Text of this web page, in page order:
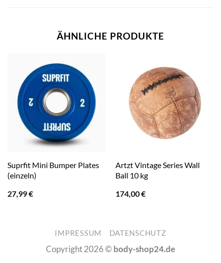
ÄHNLICHE PRODUKTE
Suprfit Mini Bumper Plates
(einzeln)
27,99€
Artzt Vintage Series Wall
Ball 10 kg
174,00€
IMPRESSUM DATENSCHUTZ
Copyright 2026 © body-shop24.de